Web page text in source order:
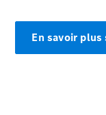
Classe S
Classe S
En savoir